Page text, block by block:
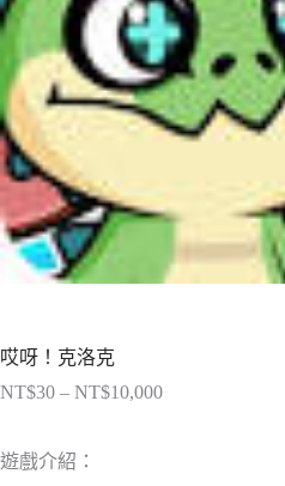
哎呀！克洛克
NT$30 – NT$10,000價
遊戲介紹：